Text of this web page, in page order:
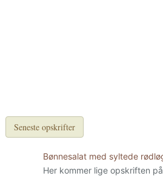
Seneste opskrifter
Bønnesalat med syltede
Her kommer lige opskriften